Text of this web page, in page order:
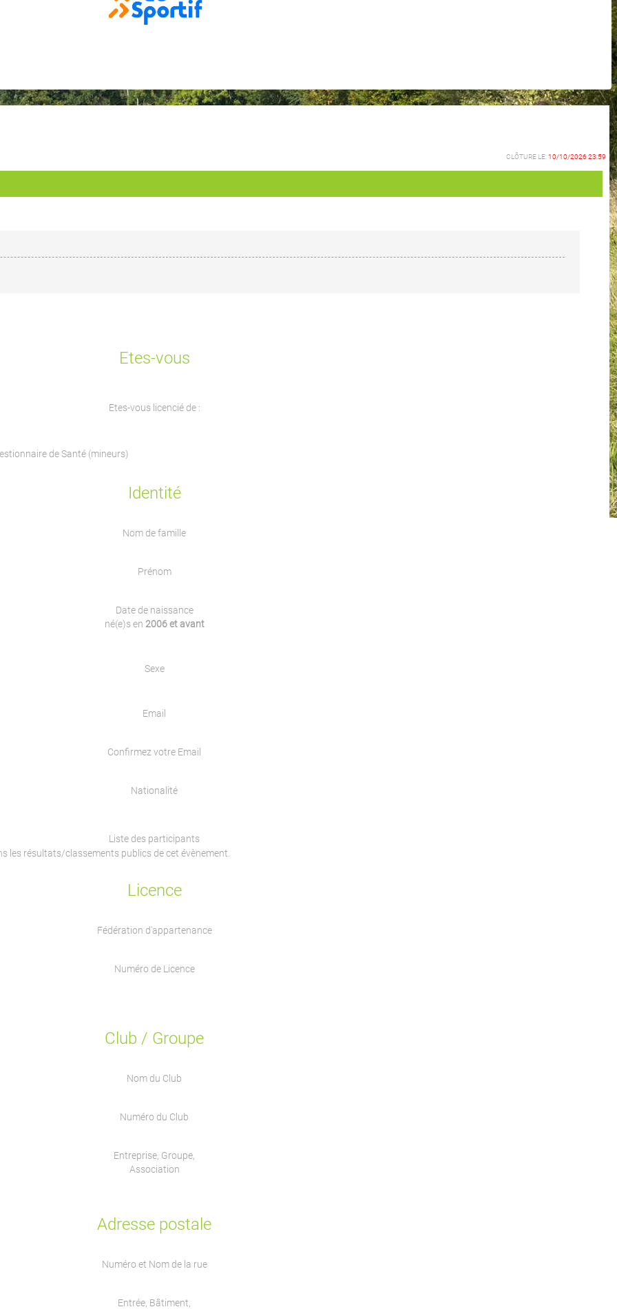
CLÔTURE LE:10/10/2026 23:59
Etes-vous
Etes-vous licencié de :
de Santé (mineurs)
Identité
Nom de famille
Prénom
Date de naissance
né(e)s en 2006 et avant
Sexe
Email
Confirmez votre Email
Nationalité
Liste des participants
les résultats/classements publics de cet évènement.
Licence
Fédération d'appartenance
Numéro de Licence
Club / Groupe
Nom du Club
Numéro du Club
Entreprise, Groupe,
Association
Adresse postale
Numéro et Nom de la rue
Entrée, Bâtiment,